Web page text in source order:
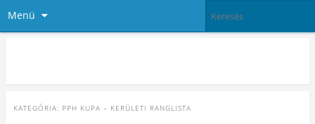
Menü
KATEGÓRIA: PPH KUPA – KERÜLETI RANGLISTA